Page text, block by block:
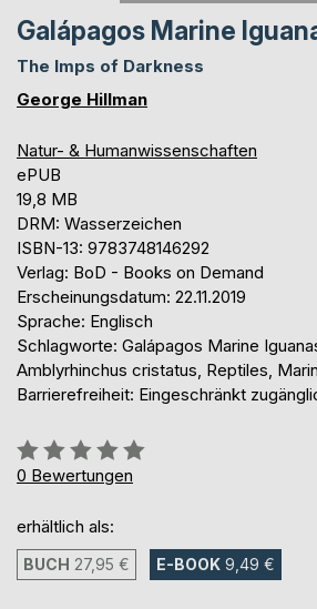
Galápagos Marine
The Imps of Darkness
George Hillman
Natur- & Humanwissenschaften
ePUB
19,8 MB
DRM: Wasserzeichen
ISBN-13: 9783748146292
Verlag: BoD - Books on Demand
Erscheinungsdatum: 22.11.2019
Sprache: Englisch
Schlagworte: Galápagos Marine
Amblyrhinchus cristatus, Reptiles,
Barrierefreiheit: Eingeschränkt
Bewertung::
0%
0 Bewertungen
erhältlich als:
BUCH 27,95 € E-BOOK 9,49 €